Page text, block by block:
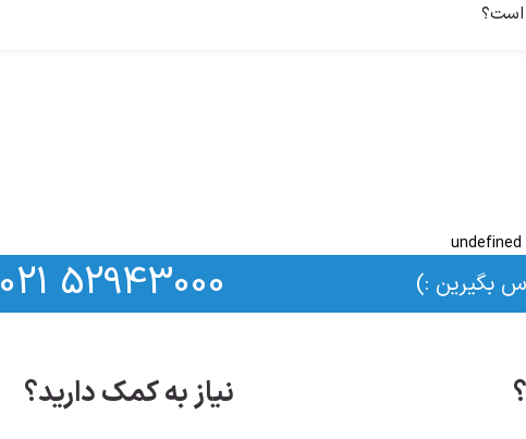
است؟
بگیرین :) 021 52943000
نیاز به کمک دارید؟